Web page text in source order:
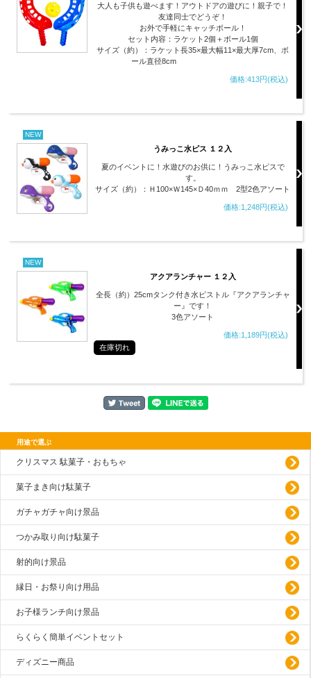
大人も子供も遊べます！アウトドアの遊びに！親子で！
友達同士でどうぞ！
お外で手軽にキャッチボール！
セット内容：ラケット2個＋ボール1個
サイズ（約）：ラケット長35×最大幅11×最大厚7cm、ボ
ール直径8cm
価格:413円(税込)
NEW
うみっこ水ピス １２入
夏のイベントに！水遊びのお供に！うみっこ水ピスで
す。
サイズ（約）：Ｈ100×Ｗ145×Ｄ40ｍｍ 2型2色アソート
価格:1,248円(税込)
NEW
アクアランチャー １２入
全長（約）25cmタンク付き水ピストル『アクアランチャ
ー』です！
3色アソート
価格:1,189円(税込)
在庫切れ
用途で選ぶ
クリスマス 駄菓子・おもちゃ
菓子まき向け駄菓子
ガチャガチャ向け景品
つかみ取り向け駄菓子
射的向け景品
縁日・お祭り向け用品
お子様ランチ向け景品
らくらく簡単イベントセット
ディズニー商品